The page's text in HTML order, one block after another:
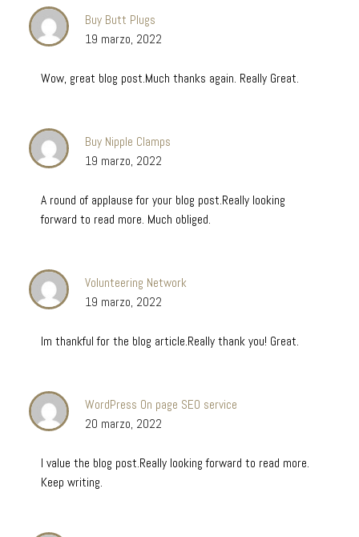
Buy Butt Plugs
19 marzo, 2022
Wow, great blog post.Much thanks again. Really Great.
Buy Nipple Clamps
19 marzo, 2022
A round of applause for your blog post.Really looking
forward to read more. Much obliged.
Volunteering Network
19 marzo, 2022
Im thankful for the blog article.Really thank you! Great.
WordPress On page SEO service
20 marzo, 2022
I value the blog post.Really looking forward to read more.
Keep writing.